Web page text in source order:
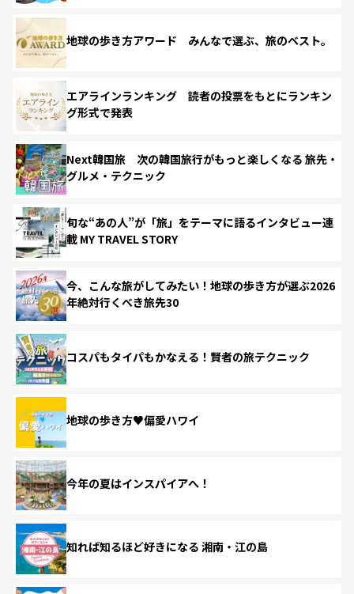
地球の歩き方アワード みんなで選ぶ、旅のベスト。
エアラインランキング 読者の投票をもとにランキン
グ形式で発表
Next韓国旅 次の韓国旅行がもっと楽しくなる 旅先・
グルメ・テクニック
旬な“あの人”が「旅」をテーマに語るインタビュー連
載 MY TRAVEL STORY
今、こんな旅がしてみたい！地球の歩き方が選ぶ2026
年絶対行くべき旅先30
コスパもタイパもかなえる！賢者の旅テクニック
地球の歩き方♥偏愛ハワイ
今年の夏はインスパイアへ！
知れば知るほど好きになる 湘南・江の島